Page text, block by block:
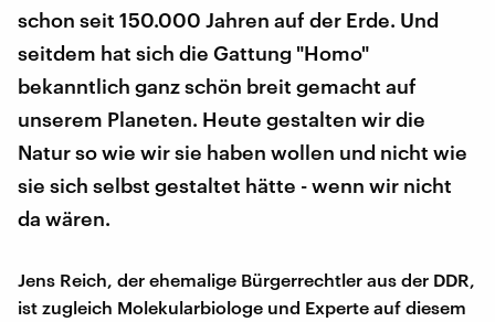
schon seit 150.000 Jahren auf der Erde. Und
seitdem hat sich die Gattung "Homo"
bekanntlich ganz schön breit gemacht auf
unserem Planeten. Heute gestalten wir die
Natur so wie wir sie haben wollen und nicht wie
sie sich selbst gestaltet hätte - wenn wir nicht
da wären.
Jens Reich, der ehemalige Bürgerrechtler aus der DDR,
ist zugleich Molekularbiologe und Experte auf diesem